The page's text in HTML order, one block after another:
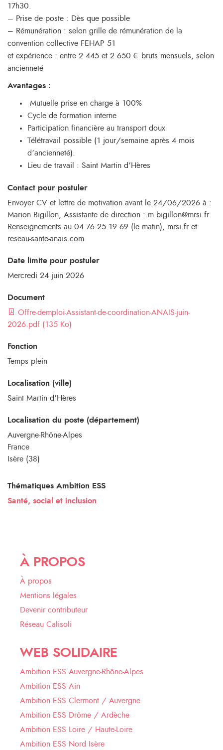
17h30.
– Prise de poste : Dès que possible
– Rémunération : selon grille de rémunération de la
convention collective FEHAP 51
et expérience : entre 2 445 et 2 650 € bruts mensuels, selon
ancienneté
Avantages :
Mutuelle prise en charge à 100%
Cycle de formation interne
Participation financière au transport doux
Télétravail possible (1 jour/semaine après 4 mois
d’ancienneté).
Lieu de travail : Saint Martin d’Hères
Contact pour postuler
Envoyer CV et lettre de motivation avant le 24/06/2026 à :
Marion Bigillon, Assistante de direction : m.bigillon@mrsi.fr
Renseignements au 04 76 25 19 69 (le matin), mrsi.fr et
reseau-sante-anais.com
Date limite pour postuler
Mercredi 24 juin 2026
Document
Offre-demploi-Assistant-de-coordination-ANAIS-juin-
2026.pdf (135 Ko)
Fonction
Temps plein
Localisation (ville)
Saint Martin d’Hères
Localisation du poste (département)
Auvergne-Rhône-Alpes
France
Isère (38)
Thématiques Ambition ESS
Santé, social et inclusion
À PROPOS
À propos
Mentions légales
Devenir contributeur
Réseau Calisoli
WEB SOLIDAIRE
Ambition ESS Auvergne-Rhône-Alpes
Ambition ESS Ain
Ambition ESS Clermont / Auvergne
Ambition ESS Drôme / Ardèche
Ambition ESS Loire / Haute-Loire
Ambition ESS Nord Isère